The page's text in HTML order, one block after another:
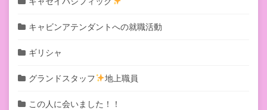
キャビンアテンダントへの就職活動
ギリシャ
グランドスタッフ 地上職員
この人に会いました！！